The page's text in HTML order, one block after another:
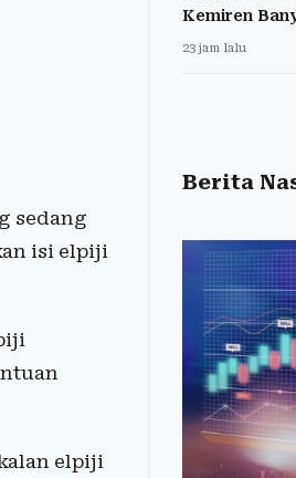
sedang
isi elpiji
elpiji
Kemiren
23 jam lalu
Berita